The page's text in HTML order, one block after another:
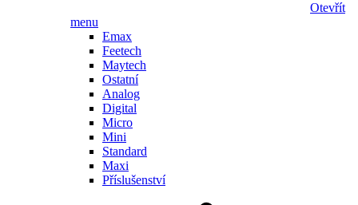
Otevřít
menu
Emax
Feetech
Maytech
Ostatní
Analog
Digital
Micro
Mini
Standard
Maxi
Příslušenství